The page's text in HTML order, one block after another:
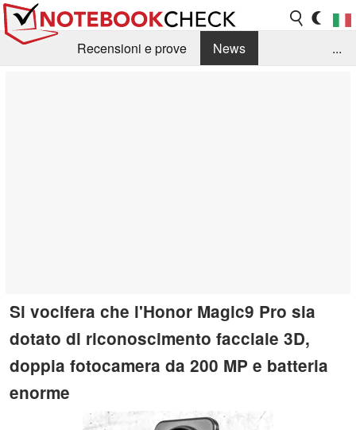
Recensioni e prove
News
...
Si vocifera che l'Honor Magic9 Pro sia
dotato di riconoscimento facciale 3D,
doppia fotocamera da 200 MP e batteria
enorme